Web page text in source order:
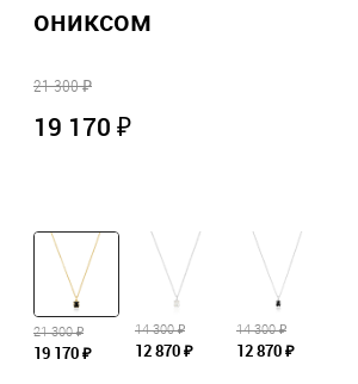
ониксом
21 300 ₽
19 170 ₽
21 300 ₽
19 170 ₽
14 300 ₽
12 870 ₽
14 300 ₽
12 870 ₽